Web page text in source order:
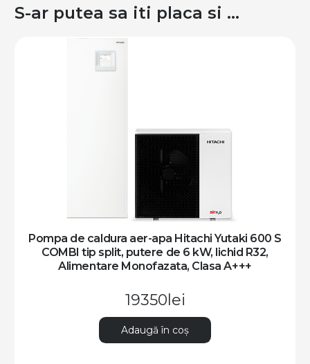
S-ar putea sa iti placa si …
Pompa de caldura aer-apa Hitachi Yutaki 600 S
COMBI tip split, putere de 8.5 kW, lichid R32,
Alimentare Trifazata, Clasa A+++
39147lei
Adaugă în coș